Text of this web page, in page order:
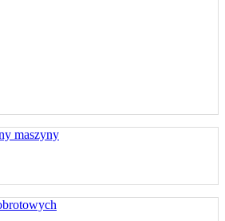
maszyny